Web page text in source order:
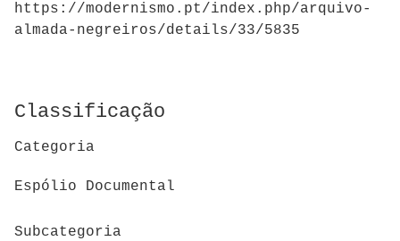
https://modernismo.pt/index.php/arquivo-
almada-negreiros/details/33/5835
Classificação
Categoria
Espólio Documental
Subcategoria